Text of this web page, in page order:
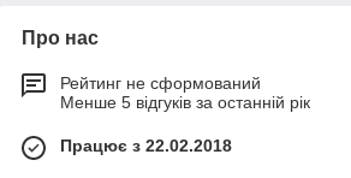
Про нас
Рейтинг не сформований
Менше 5 відгуків за останній рік
Працює з 22.02.2018